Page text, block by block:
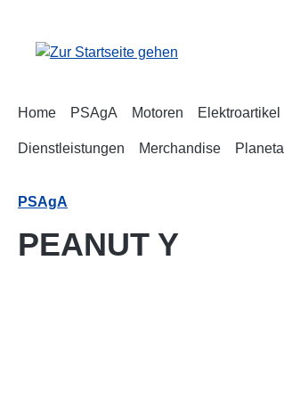
Home PSAgA Motoren Elektroartikel
Dienstleistungen Merchandise Planeta
PSAgA
PEANUT Y